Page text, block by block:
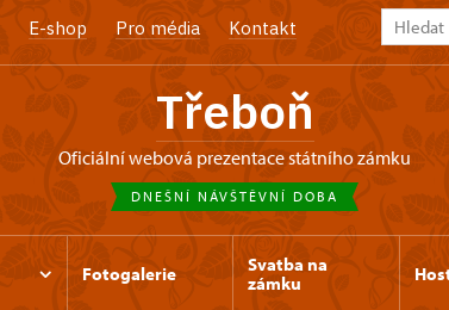
E-shop Pro média Kontakt
Třeboň
oficiální webová prezentace státního zámku
DNEŠNÍ NÁVŠTĚVNÍ DOBA
Fotogalerie
Svatba na
zámku